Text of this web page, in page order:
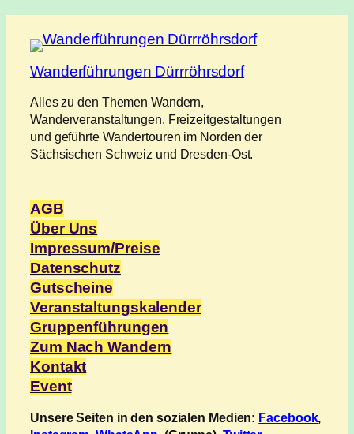
Wanderführungen Dürrröhrsdorf
Alles zu den Themen Wandern,
Wanderveranstaltungen, Freizeitgestaltungen
und geführte Wandertouren im Norden der
Sächsischen Schweiz und Dresden-Ost.
AGB
Über Uns
Impressum/Preise
Datenschutz
Gutscheine
Veranstaltungskalender
Gruppenführungen
Zum Nach Wandern
Kontakt
Event
Unsere Seiten in den sozialen Medien: Facebook,